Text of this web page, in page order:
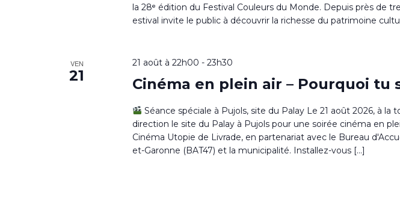
la 28ᵉ édition du Festival Couleurs du Monde. Depuis près de
estival invite le public à découvrir la richesse du patrimoine
VEN
21
21 août à 22h00 - 23h30
Cinéma en plein air – Pourquoi tu
Séance spéciale à Pujols, site du Palay Le 21 août 2026, à
direction le site du Palay à Pujols pour une soirée cinéma en
Cinéma Utopie de Livrade, en partenariat avec le Bureau
et-Garonne (BAT47) et la municipalité. Installez-vous […]